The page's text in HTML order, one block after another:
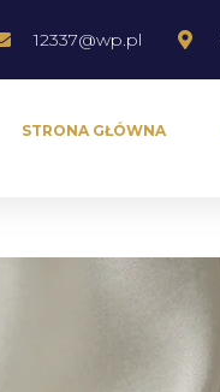
12337@wp.pl
STRONA GŁÓWNA